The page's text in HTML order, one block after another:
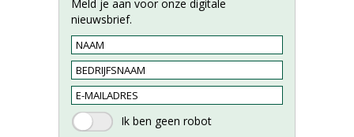
Meld je aan voor onze digitale
nieuwsbrief.